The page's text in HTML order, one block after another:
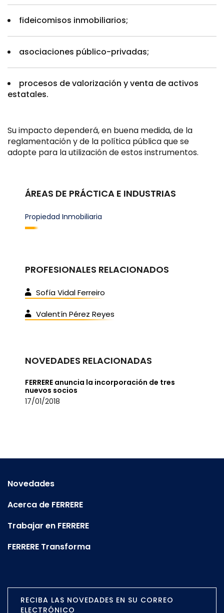
fideicomisos inmobiliarios;
asociaciones público-privadas;
procesos de valorización y venta de activos
estatales.
Su impacto dependerá, en buena medida, de la
reglamentación y de la política pública que se
adopte para la utilización de estos instrumentos.
ÁREAS DE PRÁCTICA E INDUSTRIAS
Propiedad Inmobiliaria
PROFESIONALES RELACIONADOS
Sofía Vidal Ferreiro
Valentín Pérez Reyes
NOVEDADES RELACIONADAS
FERRERE anuncia la incorporación de tres
nuevos socios
17/01/2018
Novedades
Acerca de FERRERE
Trabajar en FERRERE
FERRERE Transforma
RECIBA LAS NOVEDADES EN SU CORREO
ELECTRÓNICO